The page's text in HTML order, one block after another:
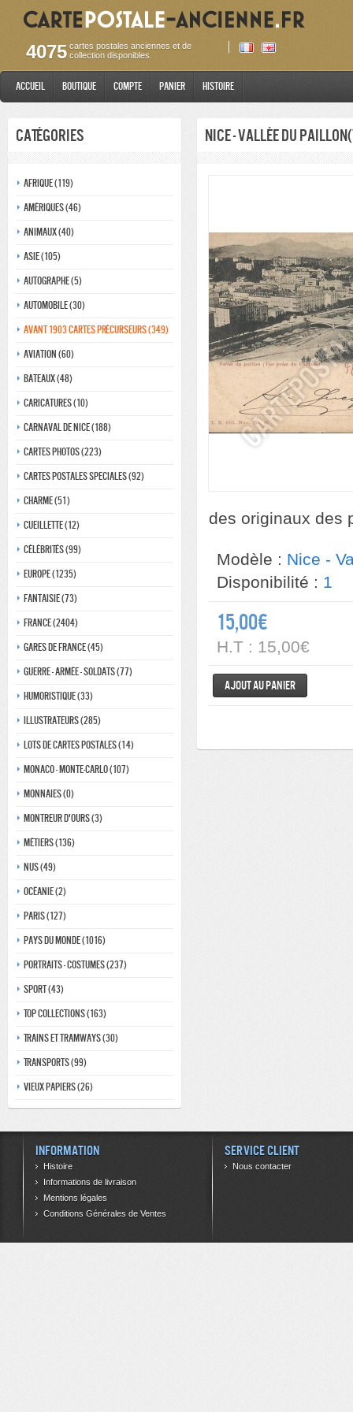
4075 cartes postales anciennes et de
collection disponibles.
Accueil Boutique Compte Panier Histoire
Catégories
Afrique (119)
Amériques (46)
Animaux (40)
Asie (105)
Autographe (5)
Automobile (30)
Avant 1903 Cartes précurseurs (349)
Aviation (60)
Bateaux (48)
Caricatures (10)
Carnaval de nice (188)
Cartes photos (223)
Cartes postales speciales (92)
Charme (51)
Cueillette (12)
Célébrités (99)
Europe (1235)
Fantaisie (73)
France (2404)
Gares de france (45)
Guerre - Armée - Soldats (77)
Humoristique (33)
Illustrateurs (285)
Lots de Cartes Postales (14)
Monaco - monte-carlo (107)
Monnaies (0)
Montreur d'ours (3)
Métiers (136)
Nus (49)
Océanie (2)
Paris (127)
Pays du monde (1016)
Portraits - costumes (237)
Sport (43)
Top collections (163)
Trains et tramways (30)
Transports (99)
Vieux papiers (26)
Nice - Vallée du
des originaux des
Modèle : Nice -
Disponibilité : 1
15,00€
H.T : 15,00€
Ajout au panier
Information
Histoire
Informations de livraison
Mentions légales
Conditions Générales de Ventes
Service client
Nous contacter